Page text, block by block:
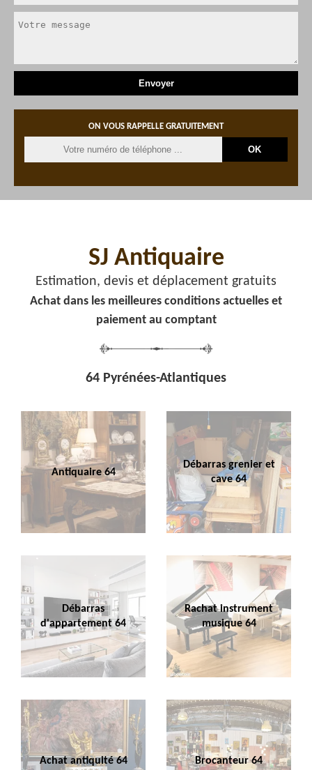
ON VOUS RAPPELLE GRATUITEMENT
SJ Antiquaire
Estimation, devis et déplacement gratuits
Achat dans les meilleures conditions actuelles et
paiement au comptant
64 Pyrénées-Atlantiques
Antiquaire 64
Débarras grenier et
cave 64
Débarras
d'appartement 64
Rachat instrument
musique 64
Achat antiquité 64 Brocanteur 64